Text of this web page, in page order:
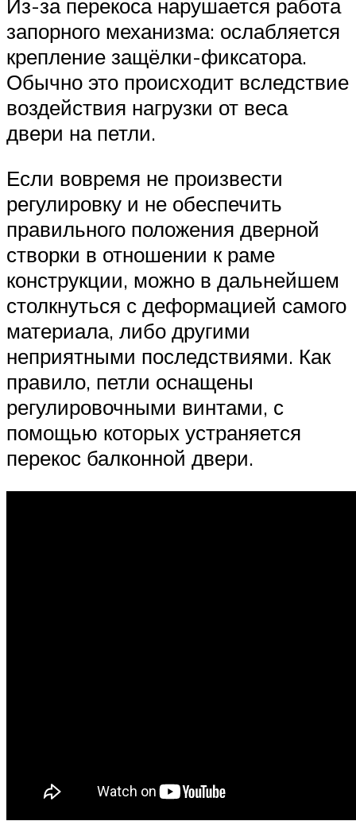
Из-за перекоса нарушается работа
запорного механизма: ослабляется
крепление защёлки-фиксатора.
Обычно это происходит вследствие
воздействия нагрузки от веса
двери на петли.
Если вовремя не произвести
регулировку и не обеспечить
правильного положения дверной
створки в отношении к раме
конструкции, можно в дальнейшем
столкнуться с деформацией самого
материала, либо другими
неприятными последствиями. Как
правило, петли оснащены
регулировочными винтами, с
помощью которых устраняется
перекос балконной двери.